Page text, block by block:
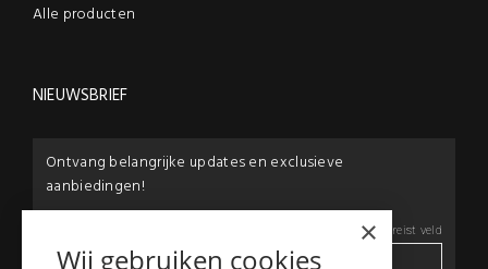
Alle producten
NIEUWSBRIEF
Ontvang belangrijke updates en exclusieve
aanbiedingen!
*Vereist veld
×
Wij gebruiken cookies